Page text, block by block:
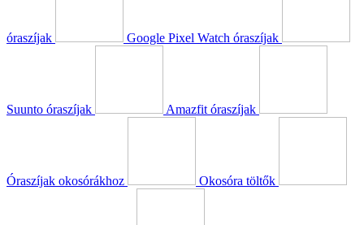
óraszíjak Google Pixel Watch óraszíjak
Suunto óraszíjak Amazfit óraszíjak
Óraszíjak okosórákhoz Okosóra töltők